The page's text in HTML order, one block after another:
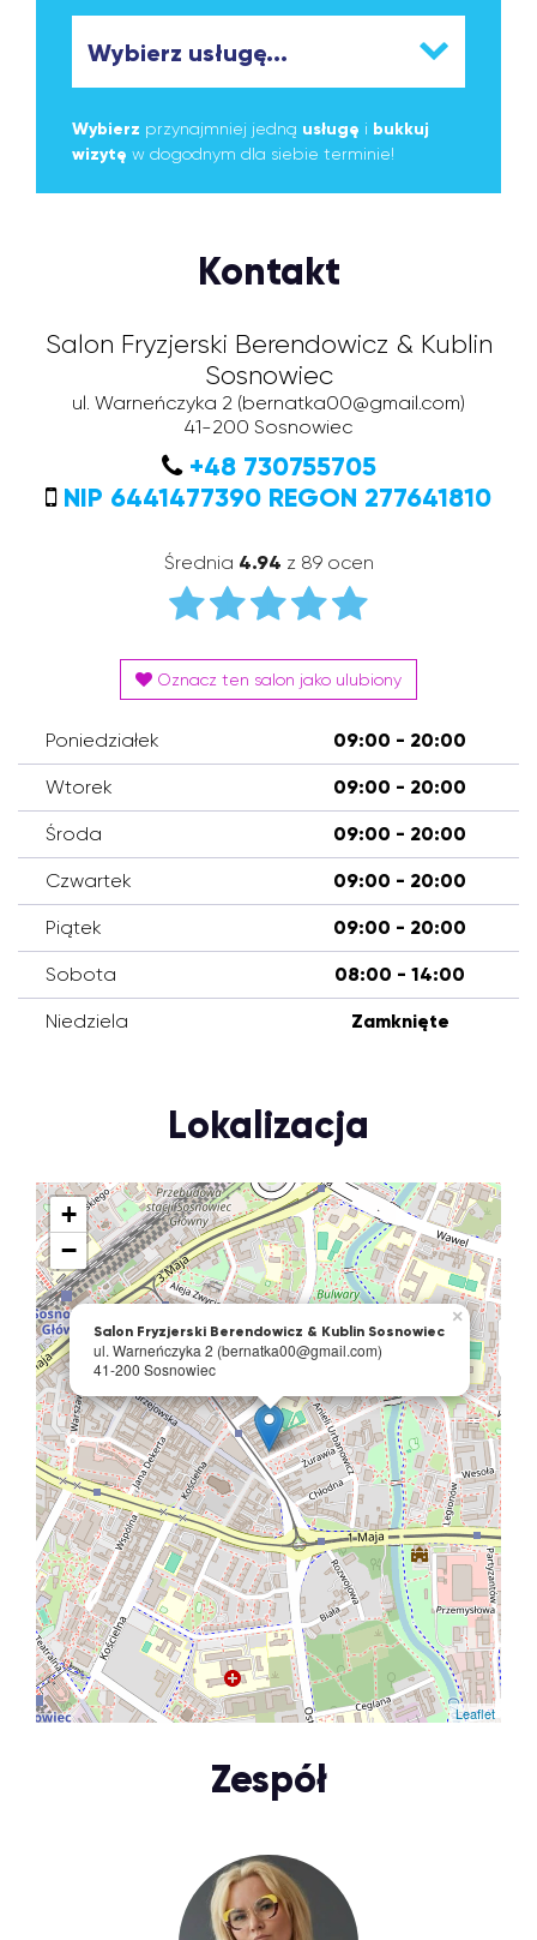
Wybierz przynajmniej jedną usługę i bukkuj
wizytę w dogodnym dla siebie terminie!
Kontakt
Salon Fryzjerski Berendowicz & Kublin
Sosnowiec
ul. Warneńczyka 2 (bernatka00@gmail.com)
41-200 Sosnowiec
+48 730755705
NIP 6441477390 REGON 277641810
Średnia 4.94 z 89 ocen
Oznacz ten salon jako ulubiony
Poniedziałek 09:00 - 20:00
Wtorek 09:00 - 20:00
Środa 09:00 - 20:00
Czwartek 09:00 - 20:00
Piątek 09:00 - 20:00
Sobota 08:00 - 14:00
Niedziela Zamknięte
Lokalizacja
Salon Fryzjerski Berendowicz & Kublin Sosnowiec
ul. Warneńczyka 2 (bernatka00@gmail.com)
41-200 Sosnowiec
×
+
−
Leaflet
Zespół